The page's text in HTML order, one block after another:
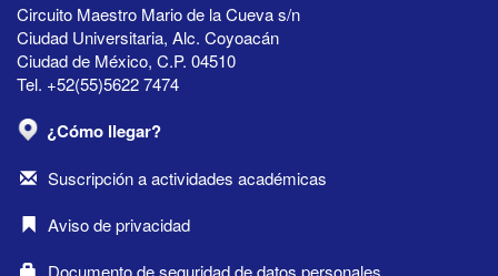
Circuito Maestro Mario de la Cueva s/n
Ciudad Universitaria, Alc. Coyoacán
Ciudad de México, C.P. 04510
Tel. +52(55)5622 7474
¿Cómo llegar?
Suscripción a actividades académicas
Aviso de privacidad
Documento de seguridad de datos personales